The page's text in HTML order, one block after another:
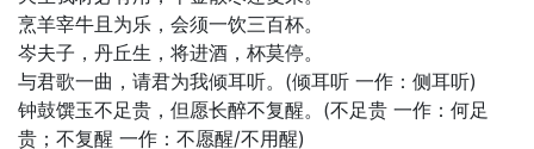
烹羊宰牛且为乐，会须一饮三百杯。
岑夫子，丹丘生，将进酒，杯莫停。
与君歌一曲，请君为我倾耳听。(倾耳听 一作：侧耳听)
钟鼓馔玉不足贵，但愿长醉不复醒。(不足贵 一作：何足
贵；不复醒 一作：不愿醒/不用醒)